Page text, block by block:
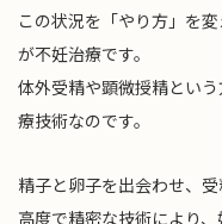
この状況を「やり方」を
が不妊治療です。
体外受精や顕微授精とい
療技術なのです。
精子と卵子を出会わせ、受
高度で精密な技術により